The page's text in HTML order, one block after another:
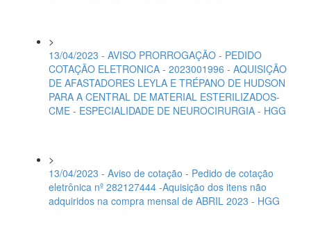
>
13/04/2023 - AVISO PRORROGAÇÃO - PEDIDO
COTAÇÃO ELETRONICA - 2023001996 - AQUISIÇÃO
DE AFASTADORES LEYLA E TRÉPANO DE HUDSON
PARA A CENTRAL DE MATERIAL ESTERILIZADOS-
CME - ESPECIALIDADE DE NEUROCIRURGIA - HGG
>
13/04/2023 - Aviso de cotação - Pedido de cotação
eletrônica nº 282127444 -Aquisição dos itens não
adquiridos na compra mensal de ABRIL 2023 - HGG